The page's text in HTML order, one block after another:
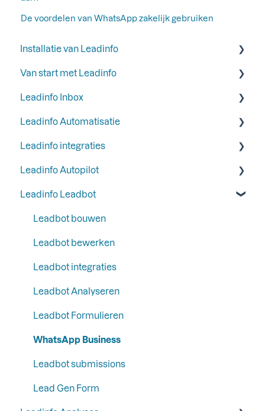
De voordelen van WhatsApp zakelijk gebruiken
Installatie van Leadinfo
Start je proefperiode bij Leadinfo
Voeg Leadinfo toe aan je privacyverklaring
Leadinfo trackingcode
Manieren om Leadinfo te installeren
Van start met Leadinfo
Stap 1: Voeg jouw collega's toe
Stap 2: Organiseer je inbox
Stap 3: Verberg bedrijven in je inbox
Stap 4: Ontvang e-mail rapportages van
Leadinfo Inbox
Labels
Inbox
Bedrijfsinformatie
Leadinfo Automatisatie
Triggers
Rapportages
Liquid Content
Persona
SFTP
Leadinfo integraties
Algemeen
Meest gebruikte CRM integraties
CRM integraties
Communicatie
Google
Ads
Automation
Analytics
Leadinfo Autopilot
Algemeen
Campagnes
Contacten
LinkedIn & Email Account informatie
Leadinfo Leadbot
Leadbot bouwen
Leadbot bewerken
Leadbot integraties
Leadbot Analyseren
Leadbot Formulieren
WhatsApp Business
Leadbot submissions
Lead Gen Form